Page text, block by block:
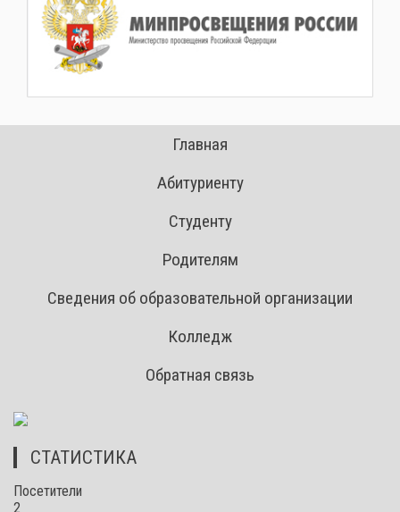
Главная
Абитуриенту
Студенту
Родителям
Сведения об образовательной организации
Колледж
Обратная связь
СТАТИСТИКА
Посетители
2